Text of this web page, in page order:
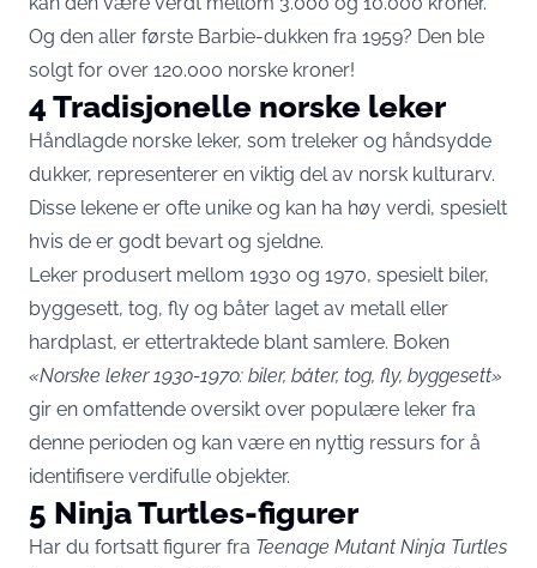
Og den aller første Barbie-dukken fra 1959? Den ble
solgt for over 120.000 norske kroner!
4 Tradisjonelle norske leker
Håndlagde norske leker, som treleker og håndsydde
dukker, representerer en viktig del av norsk kulturarv.
Disse lekene er ofte unike og kan ha høy verdi, spesielt
hvis de er godt bevart og sjeldne.
Leker produsert mellom 1930 og 1970, spesielt biler,
byggesett, tog, fly og båter laget av metall eller
hardplast, er ettertraktede blant samlere. Boken
«Norske leker 1930-1970: biler, båter, tog, fly, byggesett»
gir en omfattende oversikt over populære leker fra
denne perioden og kan være en nyttig ressurs for å
identifisere verdifulle objekter.
5 Ninja Turtles-figurer
Har du fortsatt figurer fra Teenage Mutant Ninja Turtles